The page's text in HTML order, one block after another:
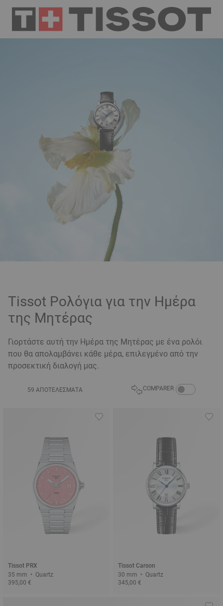
Tissot Ρολόγια για την Ημέρα
της Μητέρας
Γιορτάστε αυτή την Ημέρα της Μητέρας με ένα ρολόι
που θα απολαμβάνει κάθε μέρα, επιλεγμένο από την
προσεκτική διαλογή μας.
59 ΑΠΟΤΕΛΈΣΜΑΤΑ COMPARER COMPARE
Tissot PRX
35 mm • Quartz
395,00 €
Tissot Carson
30 mm • Quartz
345,00 €